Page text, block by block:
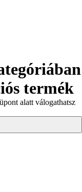
termék
alatt válogathatsz